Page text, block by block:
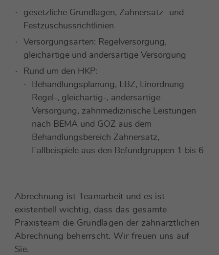
gesetzliche Grundlagen, Zahnersatz- und
Festzuschussrichtlinien
Versorgungsarten: Regelversorgung,
gleichartige und andersartige Versorgung
Rund um den HKP:
Behandlungsplanung, EBZ, Einordnung
Regel-, gleichartig-, andersartige
Versorgung, zahnmedizinische Leistungen
nach BEMA und GOZ aus dem
Behandlungsbereich Zahnersatz,
Fallbeispiele aus den Befundgruppen 1 bis 6
Abrechnung ist Teamarbeit und es ist
existentiell wichtig, dass das gesamte
Praxisteam die Grundlagen der zahnärztlichen
Abrechnung beherrscht. Wir freuen uns auf
Sie.